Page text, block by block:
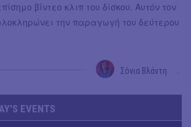
βίντεο κλιπ του δίσκου. Αυτόν τον
την παραγωγή του δεύτερου
Σόνια Βλάντη
EVENTS